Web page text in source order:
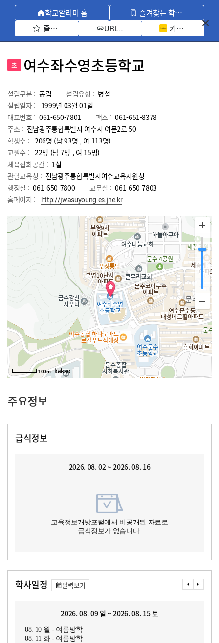
학교알리미 홈
즐겨찾는 학교 모아보기
즐겨찾기 선택
URL 복사 카카오톡 공유
초 여수좌수영초등학교
설립구분 : 공립 설립유형 : 병설
설립일자 :
1999년 03월 01일
대표번호 : 061-650-7801 팩스 : 061-651-8378
주소 : 전남광주통합특별시 여수시 여문2로 50
학생수 : 206명 (남 93명 , 여 113명)
교원수 : 22명 (남 7명 , 여 15명)
체육집회공간 : 1실
관할교육청 : 전남광주통합특별시여수교육지원청
행정실 : 061-650-7800 교무실 : 061-650-7803
홈페이지 :
http://jwasuyoung.es.jne.kr
100m
주요정보
급식정보
2026. 08. 02 ~ 2026. 08. 16
교육정보개방포털에서 비공개된 자료로
급식정보가 없습니다.
학사일정 달력보기
2026. 08. 09 일 ~ 2026. 08. 15 토
08. 10 월 - 여름방학
08. 11 화 - 여름방학